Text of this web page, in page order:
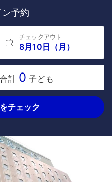
予約
チェックアウト
8月10日（月）
計 0 子ども
チェック